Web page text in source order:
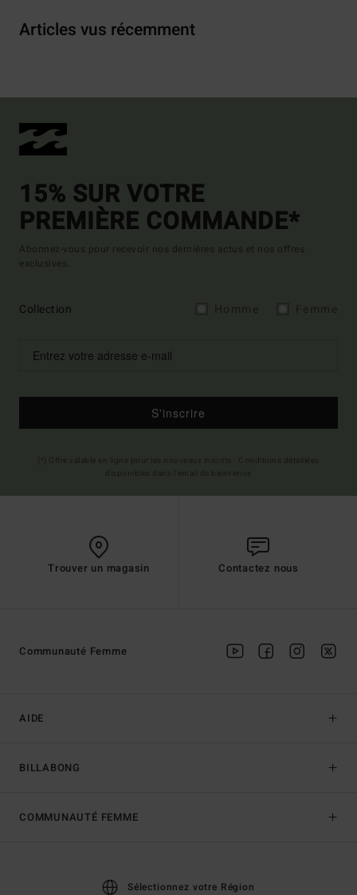
Articles vus récemment
15% SUR VOTRE
PREMIÈRE COMMANDE*
Abonnez-vous pour recevoir nos dernières actus et nos offres
exclusives.
Collection
S'inscrire
Trouver un magasin Contactez nous
AIDE
BILLABONG
Communauté Femme
COMMUNAUTÉ FEMME
Sélectionnez votre Région